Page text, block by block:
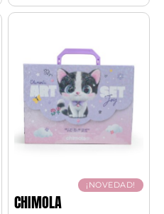
¡NOVEDAD!
CHIMOLA